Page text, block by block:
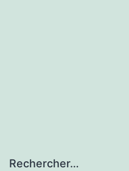
Rechercher…